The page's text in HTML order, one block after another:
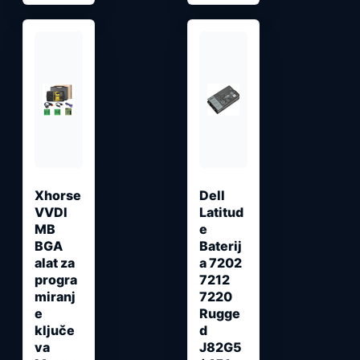
Xhorse
VVDI
MB
BGA
alat za
progra
miranj
e
ključe
va
Dell
Latitud
e
Baterij
a 7202
7212
7220
Rugge
d
J82G5